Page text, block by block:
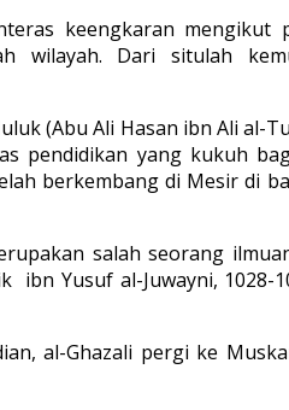
keengkaran mengikut
wilayah. Dari situlah
(Abu Ali Hasan ibn Ali al-
pendidikan yang kukuh
berkembang di Mesir di
salah seorang
Yusuf al-Juwayni, 1028-
al-Ghazali pergi ke